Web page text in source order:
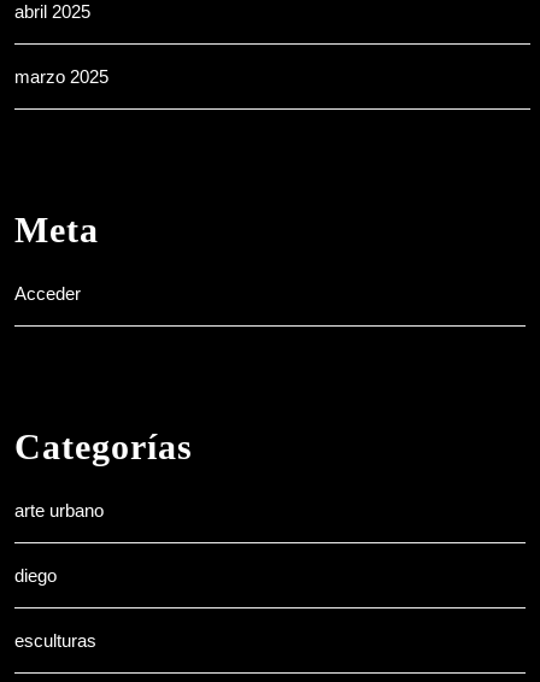
abril 2025
marzo 2025
Meta
Acceder
Categorías
arte urbano
diego
esculturas